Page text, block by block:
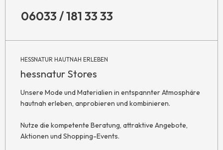
06033 / 181 33 33
HESSNATUR HAUTNAH ERLEBEN
hessnatur Stores
Unsere Mode und Materialien in entspannter Atmosphäre
hautnah erleben, anprobieren und kombinieren.
Nutze die kompetente Beratung, attraktive Angebote,
Aktionen und Shopping-Events.